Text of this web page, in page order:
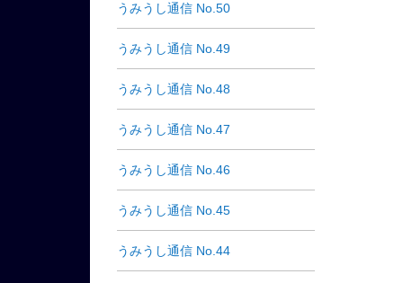
うみうし通信 No.50
うみうし通信 No.49
うみうし通信 No.48
うみうし通信 No.47
うみうし通信 No.46
うみうし通信 No.45
うみうし通信 No.44